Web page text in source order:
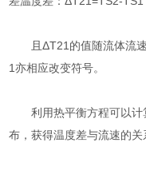
且ΔT21的值随流体流速
1亦相应改变符号。
利用热平衡方程可以计
布，获得温度差与流速的关